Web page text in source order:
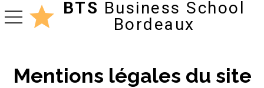
BTS Business School
Bordeaux
toggle navigation
Mentions légales du site